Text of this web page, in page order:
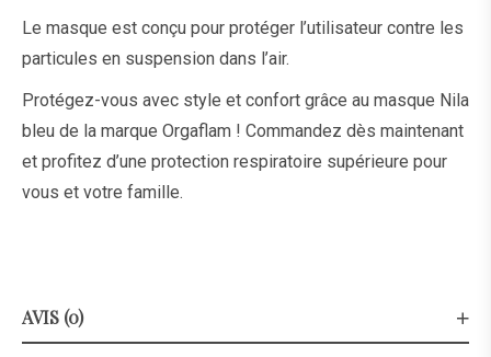
Le masque est conçu pour protéger l’utilisateur contre les
particules en suspension dans l’air.
Protégez-vous avec style et confort grâce au masque Nila
bleu de la marque Orgaflam ! Commandez dès maintenant
et profitez d’une protection respiratoire supérieure pour
vous et votre famille.
AVIS (0)